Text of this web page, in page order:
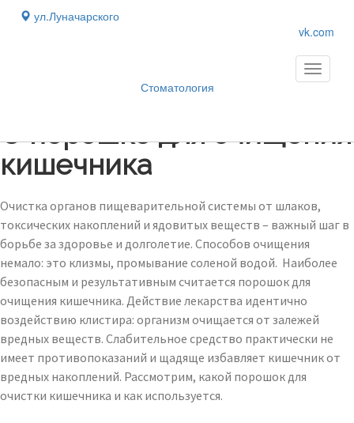
ул.Луначарского
vk.com
Стоматология
Toggle
О порошке для очищения
кишечника
Очистка органов пищеварительной системы от шлаков,
токсических накоплений и ядовитых веществ – важный шаг в
борьбе за здоровье и долголетие. Способов очищения
немало: это клизмы, промывание соленой водой. Наиболее
безопасным и результативным считается порошок для
очищения кишечника. Действие лекарства идентично
воздействию клистира: организм очищается от залежей
вредных веществ. Слабительное средство практически не
имеет противопоказаний и щадяще избавляет кишечник от
вредных накоплений. Рассмотрим, какой порошок для
очистки кишечника и как используется.